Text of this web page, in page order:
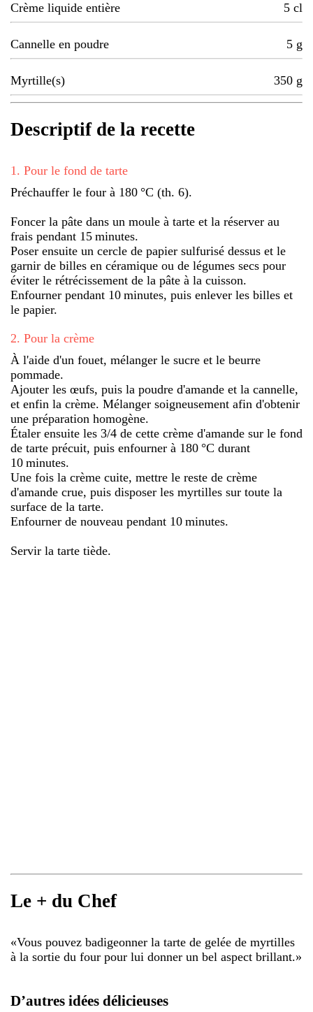
Crème liquide entière 5 cl
Cannelle en poudre 5 g
Myrtille(s) 350 g
Descriptif de la recette
1 . Pour le fond de tarte
Préchauffer le four à 180 °C (th. 6).
Foncer la pâte dans un moule à tarte et la réserver au
frais pendant 15 minutes.
Poser ensuite un cercle de papier sulfurisé dessus et le
garnir de billes en céramique ou de légumes secs pour
éviter le rétrécissement de la pâte à la cuisson.
Enfourner pendant 10 minutes, puis enlever les billes et
le papier.
2. Pour la crème
À l'aide d'un fouet, mélanger le sucre et le beurre
pommade.
Ajouter les œufs, puis la poudre d'amande et la cannelle,
et enfin la crème. Mélanger soigneusement afin d'obtenir
une préparation homogène.
Étaler ensuite les 3/4 de cette crème d'amande sur le fond
de tarte précuit, puis enfourner à 180 °C durant
10 minutes.
Une fois la crème cuite, mettre le reste de crème
d'amande crue, puis disposer les myrtilles sur toute la
surface de la tarte.
Enfourner de nouveau pendant 10 minutes.
Servir la tarte tiède.
Le + du Chef
«Vous pouvez badigeonner la tarte de gelée de myrtilles
à la sortie du four pour lui donner un bel aspect brillant.»
D’autres idées délicieuses